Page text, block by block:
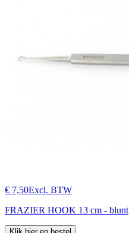
€ 7,50Excl. BTW
FRAZIER HOOK 13 cm - blunt